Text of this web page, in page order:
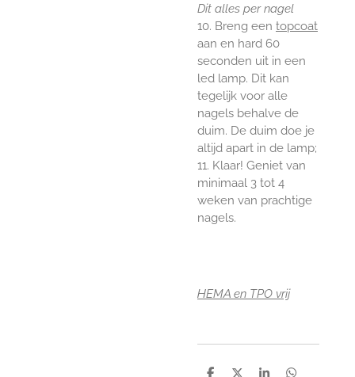
Dit alles per nagel
10. Breng een topcoat
aan en hard 60
seconden uit in een
led lamp. Dit kan
tegelijk voor alle
nagels behalve de
duim. De duim doe je
altijd apart in de lamp;
11. Klaar! Geniet van
minimaal 3 tot 4
weken van prachtige
nagels.
HEMA en TPO vrij